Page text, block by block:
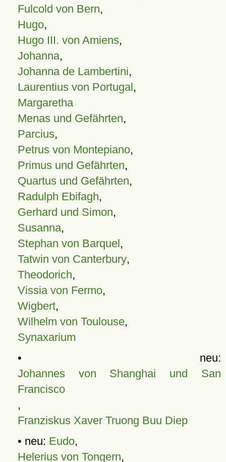
Fulcold von Bern,
Hugo,
Hugo III. von Amiens,
Johanna,
Johanna de Lambertini,
Laurentius von Portugal,
Margaretha
Menas und Gefährten,
Parcius,
Petrus von Montepiano,
Primus und Gefährten,
Quartus und Gefährten,
Radulph Ebifagh,
Gerhard und Simon,
Susanna,
Stephan von Barquel,
Tatwin von Canterbury,
Theodorich,
Vissia von Fermo,
Wigbert,
Wilhelm von Toulouse,
Synaxarium
• neu:
Johannes von Shanghai und San
Francisco
,
Franziskus Xaver Truong Buu Diep
• neu: Eudo,
Helerius von Tongern,